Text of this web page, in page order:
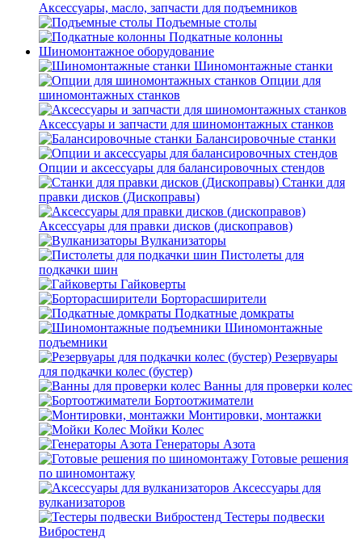
Аксессуары, масло, запчасти для подъемников
Подъемные столы
Подкатные колонны
Шиномонтажное оборудование
Шиномонтажные станки
Опции для
шиномонтажных станков
Аксессуары и запчасти для шиномонтажных станков
Балансировочные станки
Опции и аксессуары для балансировочных стендов
Станки для
правки дисков (Дископравы)
Аксессуары для правки дисков (дископравов)
Вулканизаторы
Пистолеты для
подкачки шин
Гайковерты
Борторасширители
Подкатные домкраты
Шиномонтажные
подъемники
Резервуары
для подкачки колес (бустер)
Ванны для проверки колес
Бортоотжиматели
Монтировки, монтажки
Мойки Колес
Генераторы Азота
Готовые решения
по шиномонтажу
Аксессуары для
вулканизаторов
Тестеры подвески
Вибростенд